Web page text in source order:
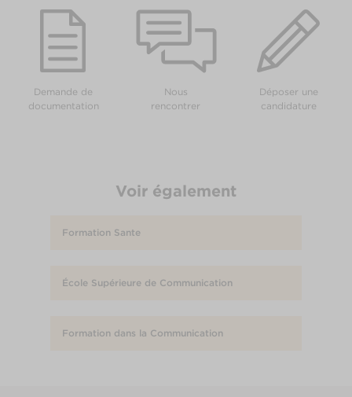
Demande de
documentation
Nous
rencontrer
Déposer une
candidature
Voir également
Formation Sante
École Supérieure de Communication
Formation dans la Communication